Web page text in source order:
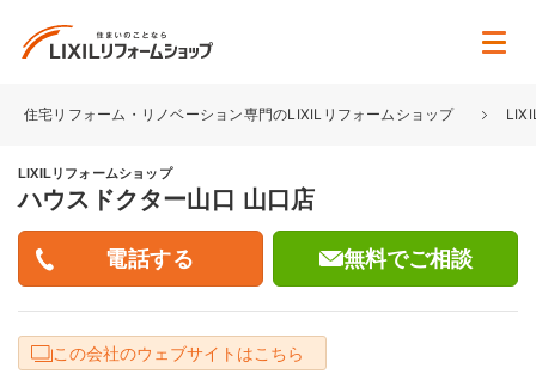
住宅リフォーム・リノベーション専門のLIXILリフォームショップ
LIXILリフォームショップ
ハウスドクター山口 山口店
無料でご相談
この会社のウェブサイトはこちら